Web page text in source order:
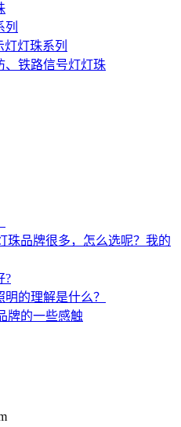
列
灯珠系列
、铁路信号灯灯珠
珠品牌很多，怎么选呢？我的
?
的理解是什么？
牌的一些感触